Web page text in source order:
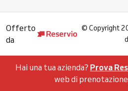
Offerto
da
© Copyright
Hai una tua azienda? Prova
web di